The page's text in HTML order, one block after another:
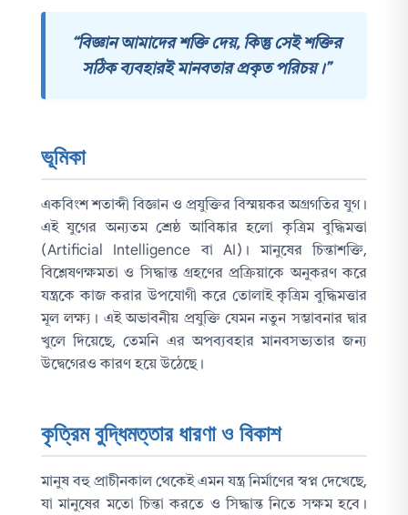
“বিজ্ঞান আমাদের শক্তি দেয়, কিন্তু সেই শক্তির
সঠিক ব্যবহারই মানবতার প্রকৃত পরিচয়।”
ভূমিকা
একবিংশ শতাব্দী বিজ্ঞান ও প্রযুক্তির বিস্ময়কর অগ্রগতির যুগ।
এই যুগের অন্যতম শ্রেষ্ঠ আবিষ্কার হলো কৃত্রিম বুদ্ধিমত্তা
(Artificial Intelligence বা AI)। মানুষের চিন্তাশক্তি,
বিশ্লেষণক্ষমতা ও সিদ্ধান্ত গ্রহণের প্রক্রিয়াকে অনুকরণ করে
যন্ত্রকে কাজ করার উপযোগী করে তোলাই কৃত্রিম বুদ্ধিমত্তার
মূল লক্ষ্য। এই অভাবনীয় প্রযুক্তি যেমন নতুন সম্ভাবনার দ্বার
খুলে দিয়েছে, তেমনি এর অপব্যবহার মানবসভ্যতার জন্য
উদ্বেগেরও কারণ হয়ে উঠেছে।
কৃত্রিম বুদ্ধিমত্তার ধারণা ও বিকাশ
মানুষ বহু প্রাচীনকাল থেকেই এমন যন্ত্র নির্মাণের স্বপ্ন দেখেছে,
যা মানুষের মতো চিন্তা করতে ও সিদ্ধান্ত নিতে সক্ষম হবে।